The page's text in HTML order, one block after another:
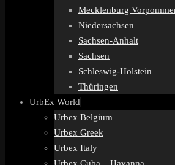
Mecklenburg
Niedersachsen
Sachsen-Anhalt
Sachsen
Schleswig-Holstein
Thüringen
UrbEx World
Urbex Belgium
Urbex Greek
Urbex Italy